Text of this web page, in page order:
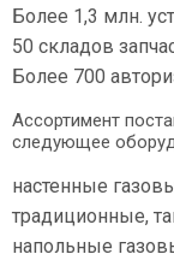
Более 1,3 млн.
50 складов
Более 700
Ассортимент
следующее
настенные
традиционные,
напольные